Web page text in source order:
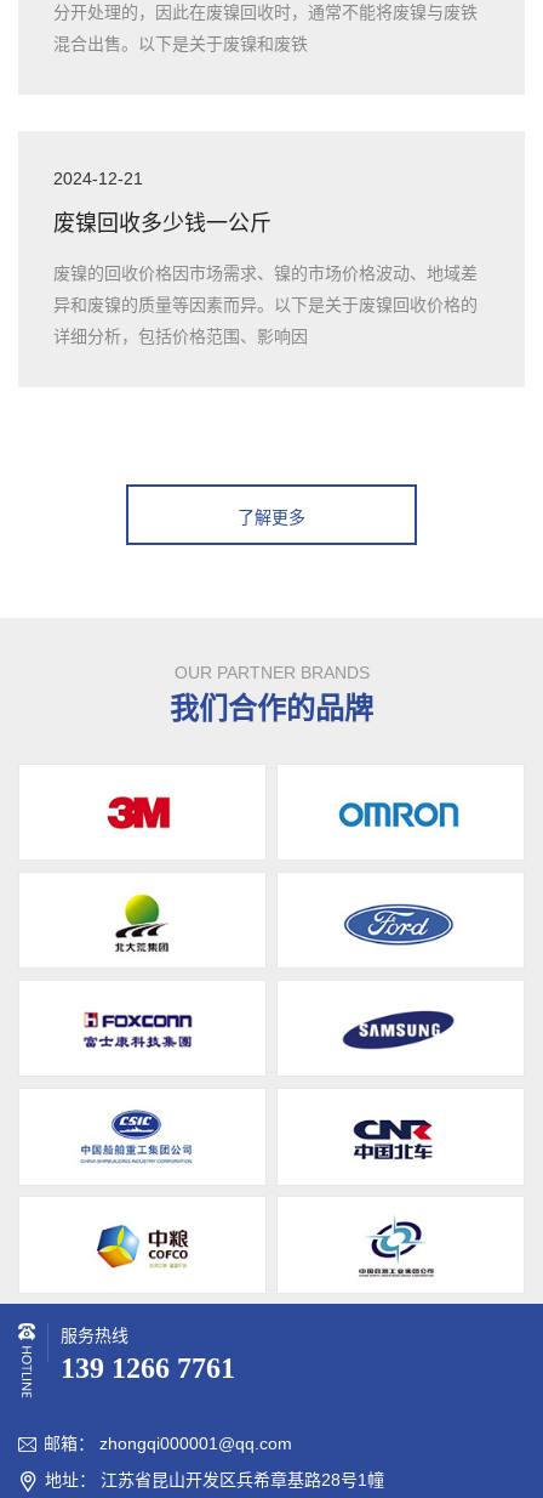
分开处理的，因此在废镍回收时，通常不能将废镍与废铁
混合出售。以下是关于废镍和废铁
2024-12-21
废镍回收多少钱一公斤
废镍的回收价格因市场需求、镍的市场价格波动、地域差
异和废镍的质量等因素而异。以下是关于废镍回收价格的
详细分析，包括价格范围、影响因
了解更多
OUR PARTNER BRANDS
我们合作的品牌
服务热线
139 1266 7761
 邮箱： zhongqi000001@qq.com
 地址： 江苏省昆山开发区兵希章基路28号1幢